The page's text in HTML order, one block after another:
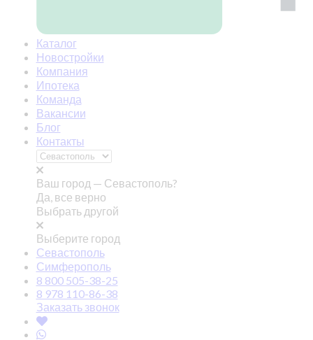
Каталог
Новостройки
Компания
Ипотека
Команда
Вакансии
Блог
Контакты
Ваш город — Севастополь?
Да, все верно
Выбрать другой
Выберите город
Севастополь
Симферополь
8 800 505-38-25
8 978 110-86-38
Заказать звонок